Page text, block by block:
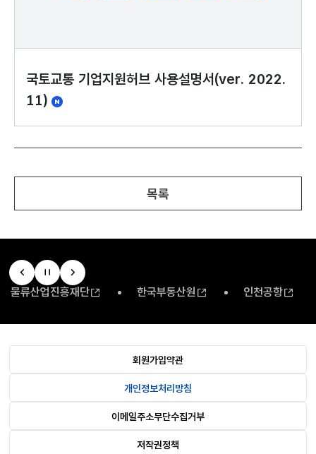
국토교통 기업지원허브 사용설명서(ver. 2022.
11)
목록
물류산업진흥재단 한국부동산원 인천공항
회원가입약관
개인정보처리방침
이메일주소무단수집거부
저작권정책